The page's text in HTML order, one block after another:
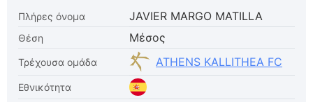
Πλήρες όνομα JAVIER MARGO MATILLA
Θέση Μέσος
Τρέχουσα ομάδα ATHENS KALLITHEA FC
Εθνικότητα